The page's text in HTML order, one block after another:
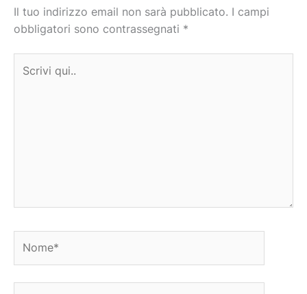
Il tuo indirizzo email non sarà pubblicato. I campi
obbligatori sono contrassegnati *
qui..